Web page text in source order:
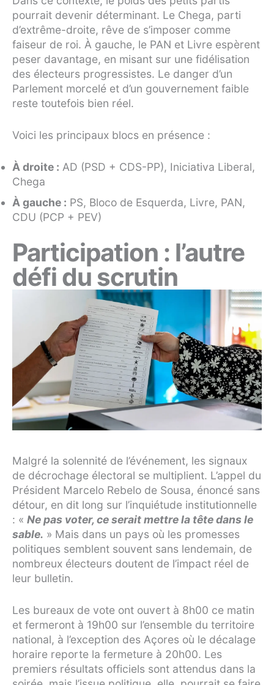
pourrait devenir déterminant. Le Chega, parti
d’extrême-droite, rêve de s’imposer comme
faiseur de roi. À gauche, le PAN et Livre espèrent
peser davantage, en misant sur une fidélisation
des électeurs progressistes. Le danger d’un
Parlement morcelé et d’un gouvernement faible
reste toutefois bien réel.
Voici les principaux blocs en présence :
À droite : AD (PSD + CDS-PP), Iniciativa Liberal,
Chega
À gauche : PS, Bloco de Esquerda, Livre, PAN,
CDU (PCP + PEV)
Participation : l’autre
défi du scrutin
Malgré la solennité de l’événement, les signaux
de décrochage électoral se multiplient. L’appel du
Président Marcelo Rebelo de Sousa, énoncé sans
détour, en dit long sur l’inquiétude institutionnelle
: « Ne pas voter, ce serait mettre la tête dans le
sable. » Mais dans un pays où les promesses
politiques semblent souvent sans lendemain, de
nombreux électeurs doutent de l’impact réel de
leur bulletin.
Les bureaux de vote ont ouvert à 8h00 ce matin
et fermeront à 19h00 sur l’ensemble du territoire
national, à l’exception des Açores où le décalage
horaire reporte la fermeture à 20h00. Les
premiers résultats officiels sont attendus dans la